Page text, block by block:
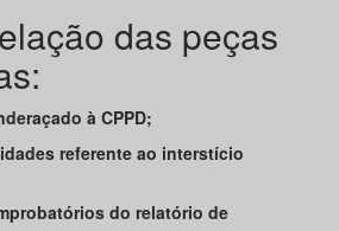
das peças
à CPPD;
referente ao interstício
do relatório de